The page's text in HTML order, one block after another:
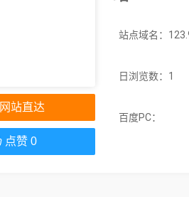
日浏览数：1
百度PC：
网站直达
点赞 0